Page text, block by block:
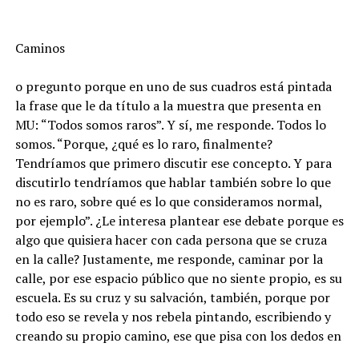
Caminos
o pregunto porque en uno de sus cuadros está pintada
la frase que le da título a la muestra que presenta en
MU: “Todos somos raros”. Y sí, me responde. Todos lo
somos. “Porque, ¿qué es lo raro, finalmente?
Tendríamos que primero discutir ese concepto. Y para
discutirlo tendríamos que hablar también sobre lo que
no es raro, sobre qué es lo que consideramos normal,
por ejemplo”. ¿Le interesa plantear ese debate porque es
algo que quisiera hacer con cada persona que se cruza
en la calle? Justamente, me responde, caminar por la
calle, por ese espacio público que no siente propio, es su
escuela. Es su cruz y su salvación, también, porque por
todo eso se revela y nos rebela pintando, escribiendo y
creando su propio camino, ese que pisa con los dedos en